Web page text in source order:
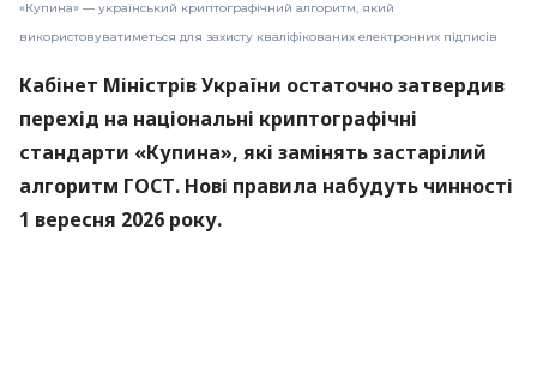
«Купина» — український криптографічний алгоритм, який
використовуватиметься для захисту кваліфікованих електронних підписів
Кабінет Міністрів України остаточно затвердив
перехід на національні криптографічні
стандарти «Купина», які замінять застарілий
алгоритм ГОСТ. Нові правила набудуть чинності
1 вересня 2026 року.